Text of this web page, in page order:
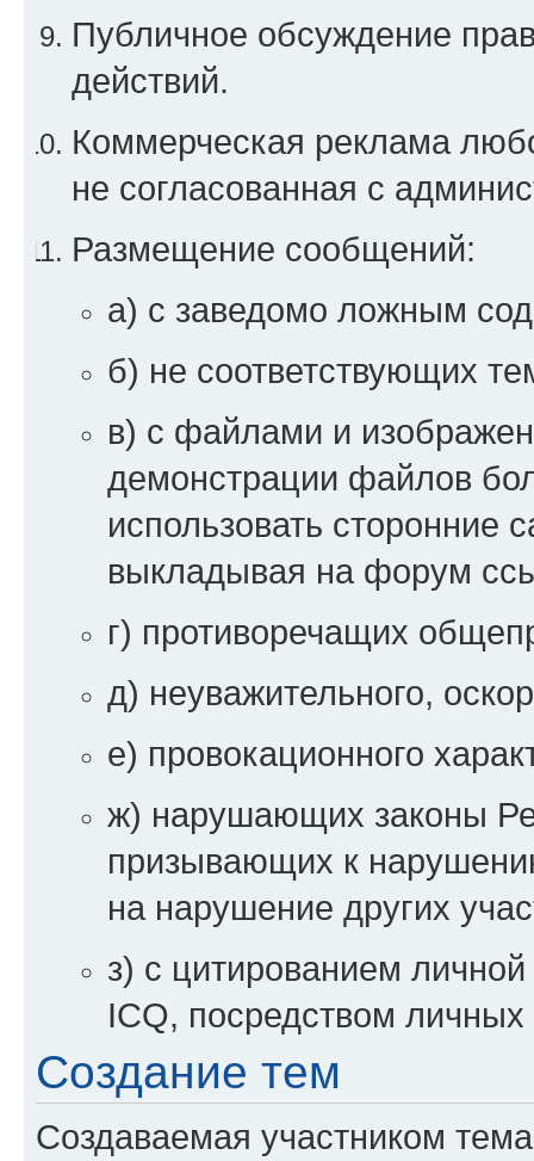
Публичное обсуждение
действий.
Коммерческая реклама
не согласованная с
Размещение сообщений:
а) с заведомо ложным
б) не соответствующих
в) с файлами и
демонстрации файлов
использовать сторонние
выкладывая на форум
г) противоречащих
д) неуважительного,
е) провокационного
ж) нарушающих законы
призывающих к
на нарушение других
з) с цитированием
ICQ, посредством
Создание тем
Создаваемая участником